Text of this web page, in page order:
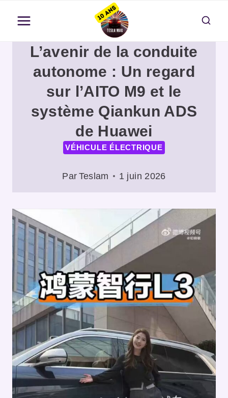
contenuL’avenir de la conduite
autonome : Un regard
sur l’AITO M9 et le
système Qiankun ADS
de Huawei
VÉHICULE ÉLECTRIQUE
Par Teslam 1 juin 2026